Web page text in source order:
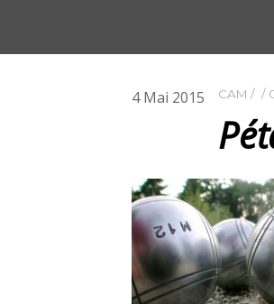
4 Mai 2015 CAM